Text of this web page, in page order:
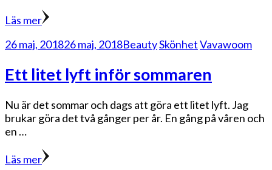
Läs mer
26 maj, 201826 maj, 2018BeautySkönhetVavawoom
Ett litet lyft inför sommaren
Nu är det sommar och dags att göra ett litet lyft. Jag
brukar göra det två gånger per år. En gång på våren och
en …
Läs mer